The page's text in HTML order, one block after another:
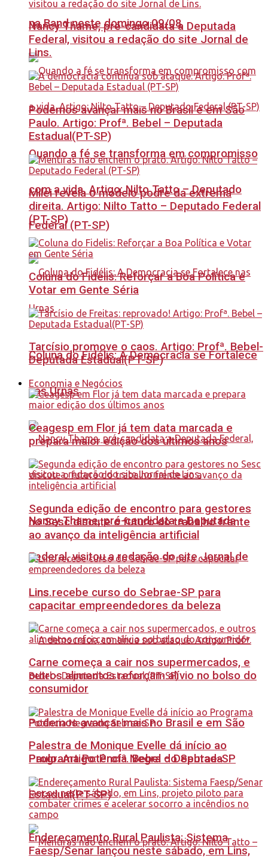
na Band neste domingo 09/08
Quando a fé se transforma em compromisso
com a vida. Artigo: Nilto Tatto – Deputado
Federal (PT-SP)
Coluna do Fidélis: A Democracia se Fortalece
nas Urnas
Nancy Thame, pré-candidata a Deputada
Federal, visitou a redação do site Jornal de
Lins.
Podemos avançar mais no Brasil e em São
Paulo. Artigo: Profª. Bebel – Deputada
Estadual(PT-SP)
Nancy Thame, pré-candidata a Deputada
Federal, visitou a redação do site Jornal de
Lins.
Podemos avançar mais no Brasil e em São
Paulo. Artigo: Profª. Bebel – Deputada
Estadual(PT-SP)
Milei revela o modelo podre da extrema
direita. Artigo: Nilto Tatto – Deputado Federal
(PT-SP)
Coluna do Fidelis: Reforçar a Boa Política e
Votar em Gente Séria
Tarcísio promove o caos. Artigo: Profª. Bebel-
Deputada Estadual(PT-SP)
Economia e Negócios
Ceagesp em Flor já tem data marcada e
prepara maior edição dos últimos anos
Segunda edição de encontro para gestores
no Sesc discute o futuro do trabalho frente
ao avanço da inteligência artificial
Lins recebe curso do Sebrae-SP para
capacitar empreendedores da beleza
Carne começa a cair nos supermercados, e
outros alimentos reforçam alívio no bolso do
consumidor
Palestra de Monique Evelle dá início ao
Programa Potência Negra do Sebrae-SP
Endereçamento Rural Paulista: Sistema
Faesp/Senar lançou neste sábado, em Lins,